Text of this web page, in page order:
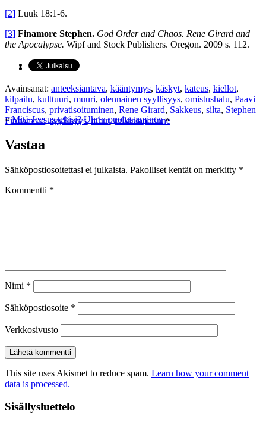
[2] Luuk 18:1-6.
[3] Finamore Stephen. God Order and Chaos. Rene Girard and
the Apocalypse. Wipf and Stock Publishers. Oregon. 2009 s. 112.
Avainsanat: anteeksiantava, kääntymys, käskyt, kateus, kiellot,
kilpailu, kulttuuri, muuri, olennainen syyllisyys, omistushalu, Paavi
Franciscus, privatisoituminen, Rene Girard, Sakkeus, silta, Stephen
Finnamore,syyllisyys,tabut,tulkintaperinne
«Mitä Jeesus tekisi? Uhrin puolustaminen»
Vastaa
Sähköpostiosoitettasi ei julkaista. Pakolliset kentät on merkitty *
Kommentti *
Nimi *
Sähköpostiosoite *
Verkkosivusto
This site uses Akismet to reduce spam. Learn how your comment
data is processed.
Sisällysluettelo